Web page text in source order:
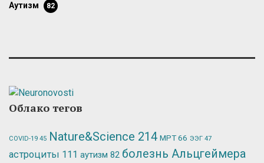
аутизм 82
Облако тегов
COVID-19 45 Nature&Science 214 МРТ66 ЭЭГ 47
астроциты 111 аутизм 82 болезнь Альцгеймера